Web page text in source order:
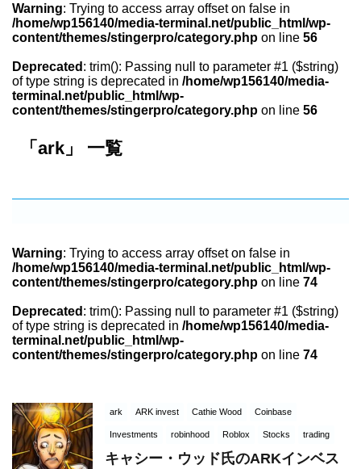
Warning: Trying to access array offset on false in
/home/wp156140/media-terminal.net/public_html/wp-
content/themes/stingerpro/category.php on line 56
Deprecated : trim(): Passing null to parameter #1 ($string)
of type string is deprecated in /home/wp156140/media-
terminal.net/public_html/wp-
content/themes/stingerpro/category.php on line 56
「ark」 一覧
Warning: Trying to access array offset on false in
/home/wp156140/media-terminal.net/public_html/wp-
content/themes/stingerpro/category.php on line 74
Deprecated : trim(): Passing null to parameter #1 ($string)
of type string is deprecated in /home/wp156140/media-
terminal.net/public_html/wp-
content/themes/stingerpro/category.php on line 74
ark ARK invest Cathie Wood Coinbase
Investments robinhood Roblox Stocks trading
キャシー・ウッド氏のARKインベス